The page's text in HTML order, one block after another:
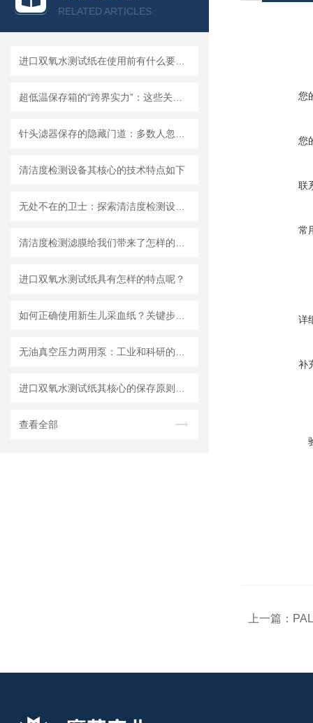
RELATED ARTICLES
清洁度检测设备其核心的技术特点如下
进口双氧水测试纸具有怎样的特点呢？
查看全部
您
您
联
常
详
补
上一篇：